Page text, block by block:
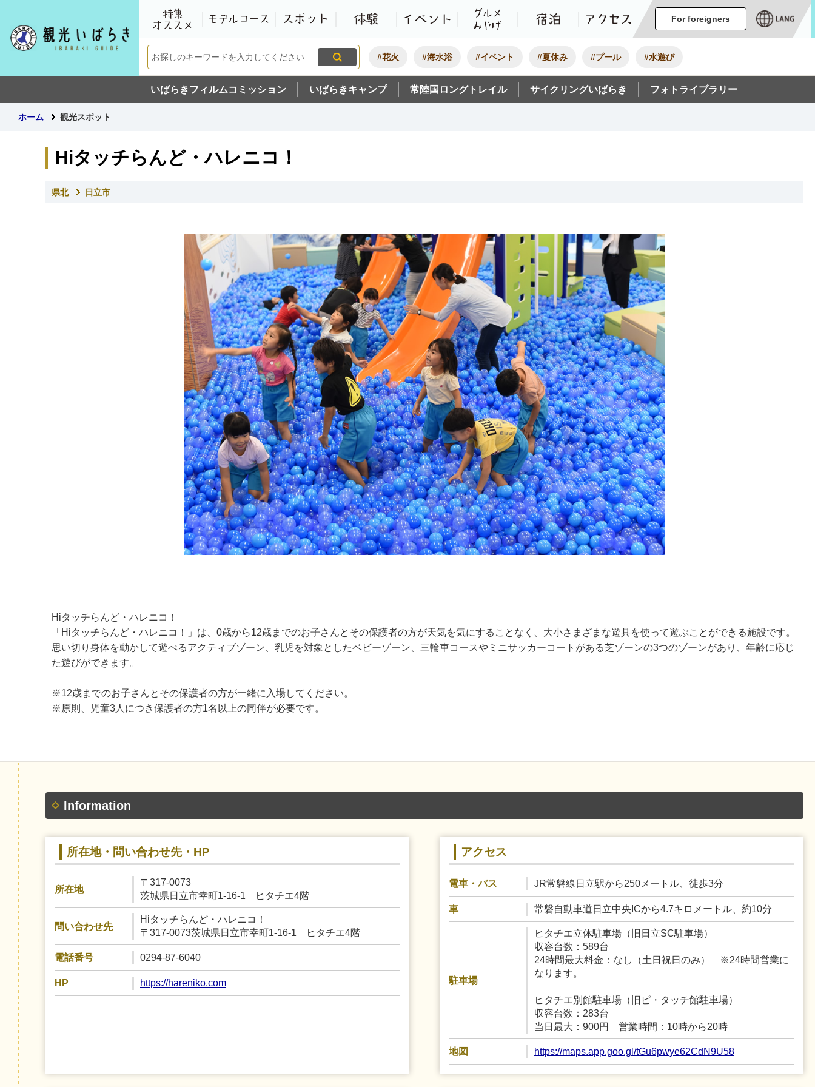
観光いばらき公式ホームページ
特集・オススメ
モデルコーススポット 体験 イベント グルメ・みやげ宿泊 アクセス
For foreigners
#花火 #海水浴 #イベント #夏休み #プール #水遊び
いばらきフィルムコミッション いばらきキャンプ 常陸国ロングトレイル サイクリングいばらき フォトライブラリー
ホーム 観光スポット
Hiタッチらんど・ハレニコ！
県北 日立市
Hiタッチらんど・ハレニコ！
「Hiタッチらんど・ハレニコ！」は、0歳から12歳までのお子さんとその保護者の方が天気を気にすることなく、大小さまざまな遊具を使って遊ぶことができる施設です。
思い切り身体を動かして遊べるアクティブゾーン、乳児を対象としたベビーゾーン、三輪車コースやミニサッカーコートがある芝ゾーンの3つのゾーンがあり、年齢に応じ
た遊びができます。
※12歳までのお子さんとその保護者の方が一緒に入場してください。
※原則、児童3人につき保護者の方1名以上の同伴が必要です。
Information
所在地・問い合わせ先・HP
所在地
〒317-0073
茨城県日立市幸町1-16-1 ヒタチエ4階
問い合わせ先
Hiタッチらんど・ハレニコ！
〒317-0073茨城県日立市幸町1-16-1 ヒタチエ4階
電話番号 0294-87-6040
HP https://hareniko.com
アクセス
電車・バス JR常磐線日立駅から250メートル、徒歩3分
車 常磐自動車道日立中央ICから4.7キロメートル、約10分
駐車場
ヒタチエ立体駐車場（旧日立SC駐車場）
収容台数：589台
24時間最大料金：なし（土日祝日のみ） ※24時間営業に
なります。
ヒタチエ別館駐車場（旧ピ・タッチ館駐車場）
収容台数：283台
当日最大：900円 営業時間：10時から20時
地図 https://maps.app.goo.gl/tGu6pwye62CdN9U58